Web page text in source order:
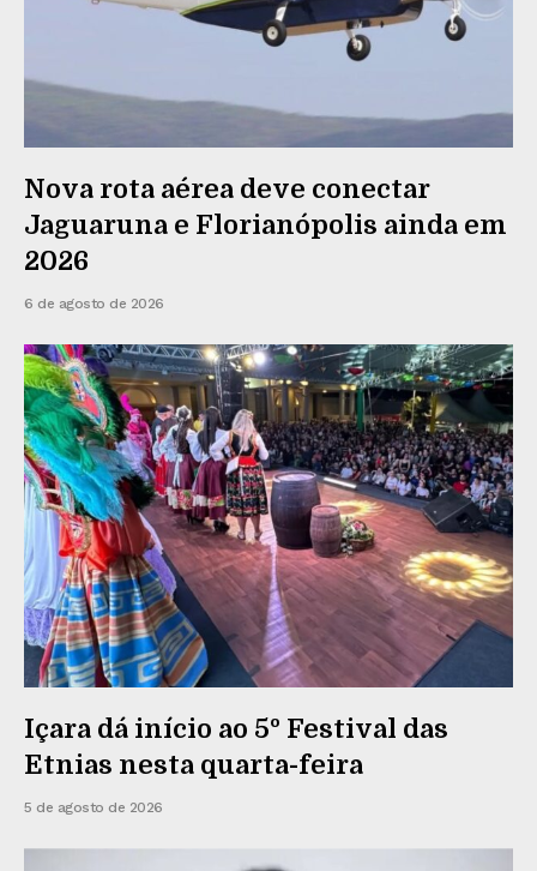
Nova rota aérea deve conectar
Jaguaruna e Florianópolis ainda em
2026
6 de agosto de 2026
Içara dá início ao 5º Festival das
Etnias nesta quarta-feira
5 de agosto de 2026